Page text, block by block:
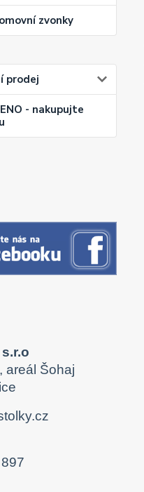
zvonky
prodej
- nakupujte
areál Šohaj